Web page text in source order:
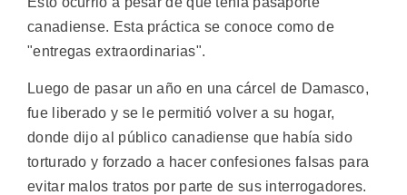
canadiense. Esta práctica se conoce como de
"entregas extraordinarias".
Luego de pasar un año en una cárcel de Damasco,
fue liberado y se le permitió volver a su hogar,
donde dijo al público canadiense que había sido
torturado y forzado a hacer confesiones falsas para
evitar malos tratos por parte de sus interrogadores.